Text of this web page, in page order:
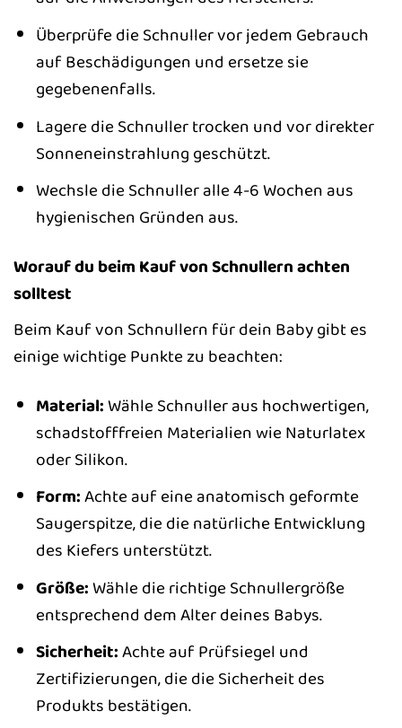
Überprüfe die Schnuller vor jedem Gebrauch
auf Beschädigungen und ersetze sie
gegebenenfalls.
Lagere die Schnuller trocken und vor direkter
Sonneneinstrahlung geschützt.
Wechsle die Schnuller alle 4-6 Wochen aus
hygienischen Gründen aus.
Worauf du beim Kauf von Schnullern achten
solltest
Beim Kauf von Schnullern für dein Baby gibt es
einige wichtige Punkte zu beachten:
Material:Wähle Schnuller aus hochwertigen,
schadstofffreien Materialien wie Naturlatex
oder Silikon.
Form:Achte auf eine anatomisch geformte
Saugerspitze, die die natürliche Entwicklung
des Kiefers unterstützt.
Größe:Wähle die richtige Schnullergröße
entsprechend dem Alter deines Babys.
Sicherheit:Achte auf Prüfsiegel und
Zertifizierungen, die die Sicherheit des
Produkts bestätigen.